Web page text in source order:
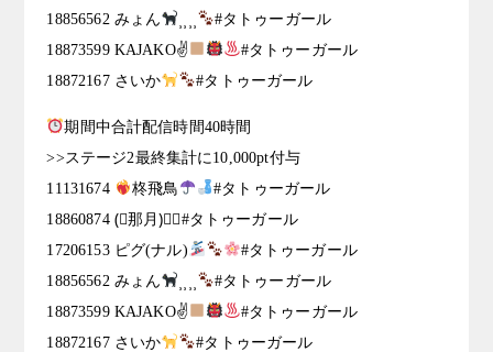
18856562 みょん
#タトゥーガール
18873599 KAJAKO✌
#タトゥーガール
18872167 さいか
#タトゥーガール
期間中合計配信時間40時間
>>ステージ2最終集計に10,000pt付与
11131674
柊飛鳥
#タトゥーガール
18860874 (⃔那月)⃕↝#タトゥーガール
17206153 ピグ(ナル)
#タトゥーガール
18856562 みょん
#タトゥーガール
18873599 KAJAKO✌
#タトゥーガール
18872167 さいか
#タトゥーガール